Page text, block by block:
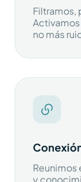
Filtramos,
no más
y